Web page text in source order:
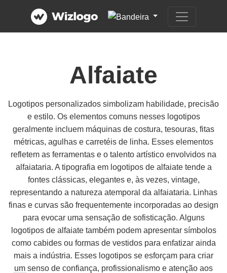
Alfaiate
Logotipos personalizados simbolizam habilidade, precisão
e estilo. Os elementos comuns nesses logotipos
geralmente incluem máquinas de costura, tesouras, fitas
métricas, agulhas e carretéis de linha. Esses elementos
refletem as ferramentas e o talento artístico envolvidos na
alfaiataria. A tipografia em logotipos de alfaiate tende a
fontes clássicas, elegantes e, às vezes, vintage,
representando a natureza atemporal da alfaiataria. Linhas
finas e curvas são frequentemente incorporadas ao design
para evocar uma sensação de sofisticação. Alguns
logotipos de alfaiate também podem apresentar símbolos
como cabides ou formas de vestidos para enfatizar ainda
mais a indústria. Esses logotipos se esforçam para criar
um senso de confiança, profissionalismo e atenção aos